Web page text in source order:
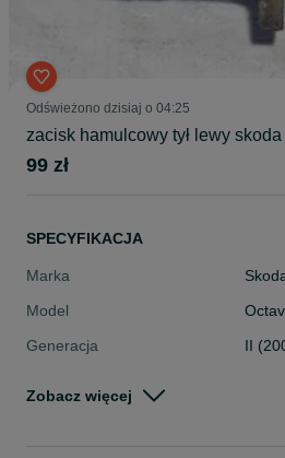
Odświeżono dzisiaj o 04:25
zacisk hamulcowy tył lewy
99 zł
SPECYFIKACJA
Marka
Model
Generacja
II
Zobacz więcej